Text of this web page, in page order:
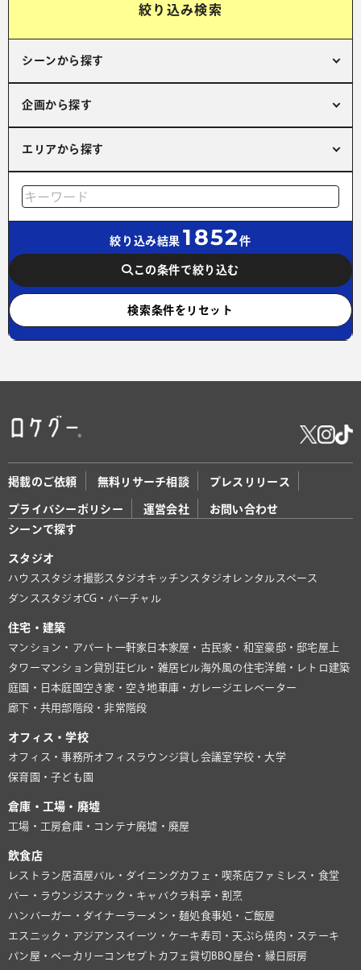
絞り込み検索
シーンから探す
企画から探す
エリアから探す
絞り込み結果 1852件
この条件で絞り込む
検索条件をリセット
掲載のご依頼 無料リサーチ相談 プレスリリース
プライバシーポリシー 運営会社
お問い合わせ
シーンで探す
スタジオ
ハウススタジオ撮影スタジオキッチンスタジオ レンタルスペース
ダンススタジオCG・バーチャル
住宅・建築
マンション・アパート 一軒家 日本家屋・古民家・和室豪邸・邸宅屋上
タワーマンション貸別荘ビル・雑居ビル海外風の住宅洋館・レトロ建築
庭園・日本庭園 空き家・空き地 車庫・ガレージ エレベーター
廊下・共用部 階段・非常階段
オフィス・学校
オフィス・事務所オフィスラウンジ貸し会議室学校・大学
保育園・子ども園
倉庫・工場・廃墟
工場・工房倉庫・コンテナ廃墟・廃屋
飲食店
レストラン居酒屋バル・ダイニングカフェ・喫茶店ファミレス・食堂
バー・ラウンジ スナック・キャバクラ料亭・割烹
ハンバーガー・ダイナーラーメン・麺処食事処・ご飯屋
エスニック・アジアン スイーツ・ケーキ寿司・天ぷら焼肉・ステーキ
パン屋・ベーカリー コンセプトカフェ貸切BBQ 屋台・縁日 厨房